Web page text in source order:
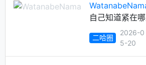
自己知道紧在哪
二哈圈
2026-0
5-20